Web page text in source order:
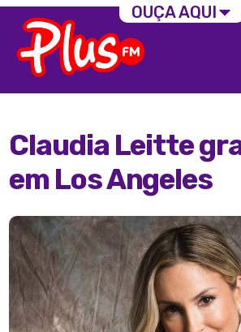
Claudia Leitte
em Los Angeles
OUÇA AQUI